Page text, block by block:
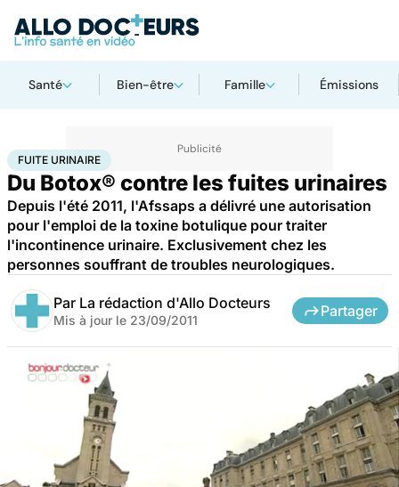
Santé Bien-être Famille Émissions
Accueil SantéMaladies Maladies neurologiques
FUITE URINAIRE
Du Botox® contre les fuites urinaires
Depuis l'été 2011, l'Afssaps a délivré une autorisation
pour l'emploi de la toxine botulique pour traiter
l'incontinence urinaire. Exclusivement chez les
personnes souffrant de troubles neurologiques.
Par La rédaction d'Allo Docteurs
Mis à jour le 23/09/2011
Partager